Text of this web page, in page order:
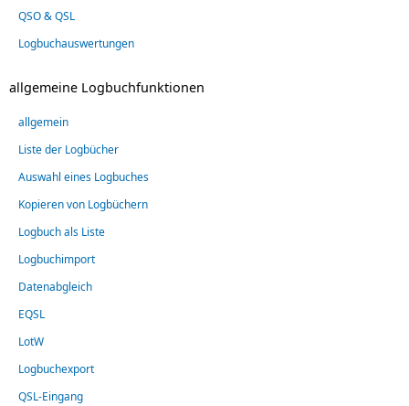
QSO & QSL
Logbuchauswertungen
allgemeine Logbuchfunktionen
allgemein
Liste der Logbücher
Auswahl eines Logbuches
Kopieren von Logbüchern
Logbuch als Liste
Logbuchimport
Datenabgleich
EQSL
LotW
Logbuchexport
QSL-Eingang